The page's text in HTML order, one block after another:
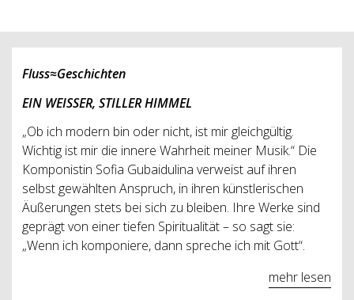
Fluss≈Geschichten
EIN WEISSER, STILLER HIMMEL
„Ob ich modern bin oder nicht, ist mir gleichgültig.
Wichtig ist mir die innere Wahrheit meiner Musik.“ Die
Komponistin Sofia Gubaidulina verweist auf ihren
selbst gewählten Anspruch, in ihren künstlerischen
Äußerungen stets bei sich zu bleiben. Ihre Werke sind
geprägt von einer tiefen Spiritualität – so sagt sie:
„Wenn ich komponiere, dann spreche ich mit Gott“.
mehr lesen